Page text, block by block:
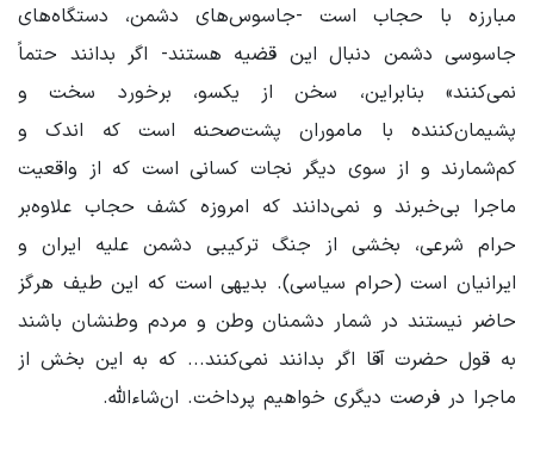
مبارزه با حجاب است -‌جاسوس‌های دشمن، دستگاه‌های
جاسوسی دشمن دنبال این قضیه هستند- اگر بدانند حتماً
نمی‌کنند» بنابراین، سخن از یکسو، برخورد سخت و
پشیمان‌کننده با ماموران پشت‌صحنه است که اندک و
کم‌شمارند و از سوی دیگر نجات کسانی است که از واقعیت
ماجرا بی‌خبرند و نمی‌دانند که امروزه کشف حجاب علاوه‌بر
حرام شرعی، بخشی از جنگ ترکیبی دشمن علیه ایران و
ایرانیان است (حرام سیاسی). بدیهی است که این طیف هرگز
حاضر نیستند در شمار دشمنان وطن و مردم وطنشان باشند
به قول حضرت آقا اگر بدانند نمی‌کنند... که به این بخش از
ماجرا در فرصت دیگری خواهیم پرداخت. ان‌شاءالله.